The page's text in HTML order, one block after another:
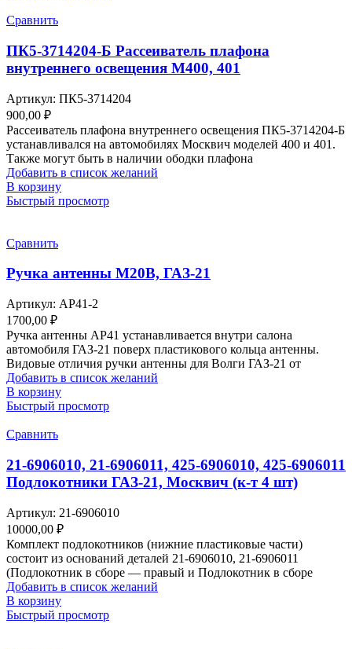
Сравнить
ПК5-3714204-Б Рассеиватель плафона
внутреннего освещения М400, 401
Артикул: ПК5-3714204
900,00 ₽
Рассеиватель плафона внутреннего освещения ПК5-3714204-Б
устанавливался на автомобилях Москвич моделей 400 и 401.
Также могут быть в наличии ободки плафона
Добавить в список желаний
В корзину
Быстрый просмотр
Сравнить
Ручка антенны М20В, ГАЗ-21
Артикул: АР41-2
1700,00 ₽
Ручка антенны АР41 устанавливается внутри салона
автомобиля ГАЗ-21 поверх пластикового кольца антенны.
Видовые отличия ручки антенны для Волги ГАЗ-21 от
Добавить в список желаний
В корзину
Быстрый просмотр
Сравнить
21-6906010, 21-6906011, 425-6906010, 425-6906011
Подлокотники ГАЗ-21, Москвич (к-т 4 шт)
Артикул: 21-6906010
10000,00 ₽
Комплект подлокотников (нижние пластиковые части)
состоит из оснований деталей 21-6906010, 21-6906011
(Подлокотник в сборе — правый и Подлокотник в сборе
Добавить в список желаний
В корзину
Быстрый просмотр